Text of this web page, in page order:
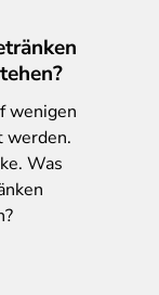
wenigen
werden.
Was